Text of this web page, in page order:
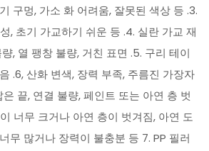
구멍, 가소 화 어려움, 잘못된 색상 등 .3.
, 초기 가교하기 쉬운 등 .4. 실란 가교 재
, 열 팽창 불량, 거친 표면 .5. 구리 테이
.6, 산화 변색, 장력 부족, 주름진 가장자
끝, 연결 불량, 페인트 또는 아연 층 벗
너무 크거나 아연 층이 벗겨짐, 아연 도
무 많거나 장력이 불충분 등 7. PP 필러